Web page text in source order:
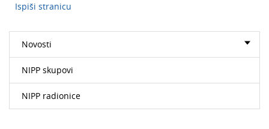
Ispiši stranicu
Novosti
NIPP skupovi
NIPP radionice